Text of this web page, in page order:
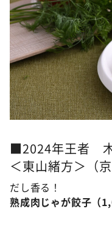
■2024年王者
＜東山緒方＞（
だし香る！
熟成肉じゃが餃子（